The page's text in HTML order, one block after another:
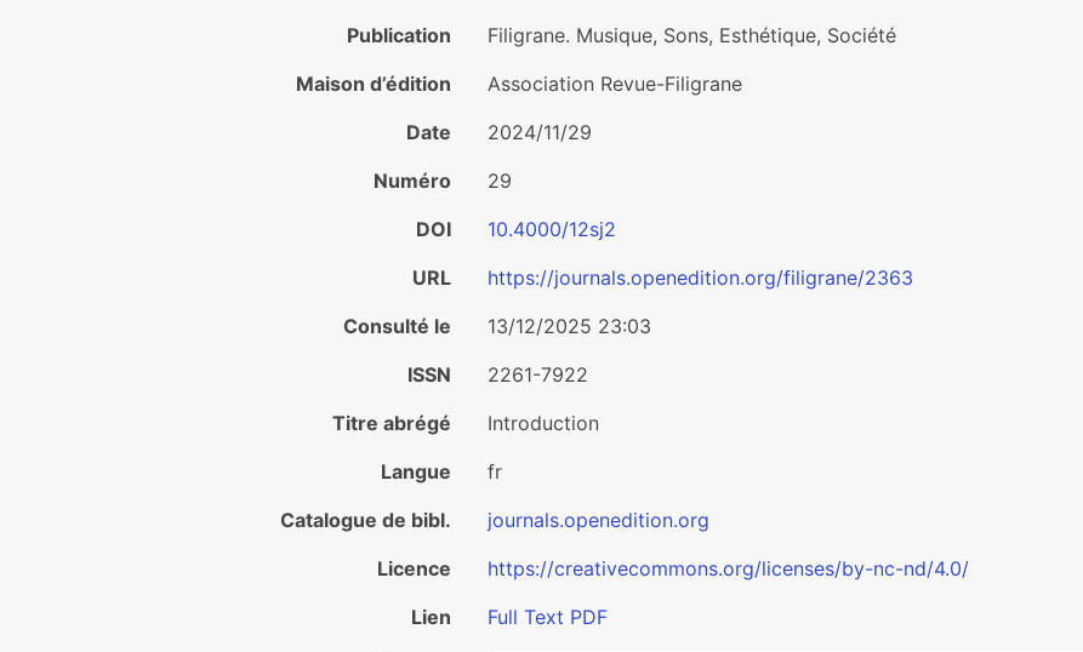
Publication
Filigrane. Musique, Sons, Esthétique, Société
Maison d’édition
Association Revue-Filigrane
Date
2024/11/29
Numéro
29
DOI
10.4000/12sj2
URL
https://journals.openedition.org/filigrane/2363
Consulté le
13/12/2025 23:03
ISSN
2261-7922
Titre abrégé
Introduction
Langue
fr
Catalogue de bibl.
journals.openedition.org
Licence
https://creativecommons.org/licenses/by-nc-nd/4.0/
Lien
Full Text PDF